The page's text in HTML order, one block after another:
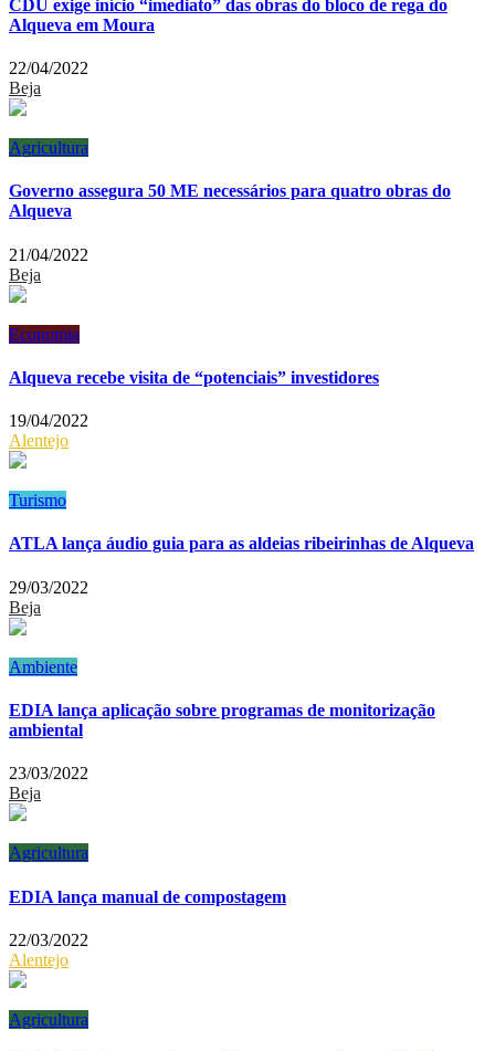
CDU exige início “imediato” das obras do bloco de rega do
Alqueva em Moura
22/04/2022
Beja
Agricultura
Governo assegura 50 ME necessários para quatro obras do
Alqueva
21/04/2022
Beja
Economia
Alqueva recebe visita de “potenciais” investidores
19/04/2022
Alentejo
Turismo
ATLA lança áudio guia para as aldeias ribeirinhas de Alqueva
29/03/2022
Beja
Ambiente
EDIA lança aplicação sobre programas de monitorização
ambiental
23/03/2022
Beja
Agricultura
EDIA lança manual de compostagem
22/03/2022
Alentejo
Agricultura